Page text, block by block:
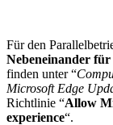
Für den
Nebeneinander
finden unter “
Microsoft Edge
Richtlinie “Allow
experience“.